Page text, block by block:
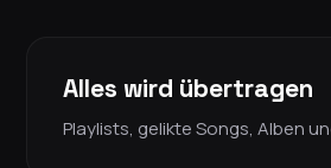
Alles wird übertragen
Playlists, gelikte Songs, Alben